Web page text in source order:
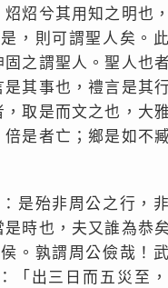
炤兮其用知之明也
，則可謂聖人矣。
之謂聖人。聖人也
其事也，禮言是其
取是而文之也，大
是者亡；鄉是如不
是殆非周公之行，
時也，夫又誰為恭
。孰謂周公儉哉！
出三日而五災至，